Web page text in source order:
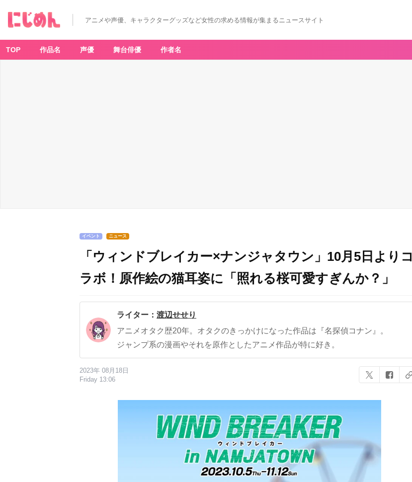
アニメや声優、キャラクターグッズなど女性の求める情報が集まるニュースサイト
TOP 作品名 声優 舞台俳優 作者名
イベント ニュース
「ウィンドブレイカー×ナンジャタウン」10月5日よりコ
ラボ！原作絵の猫耳姿に「照れる桜可愛すぎんか？」
ライター： 渡辺せせり
アニメオタク歴20年。オタクのきっかけになった作品は『名探偵コナン』。
ジャンプ系の漫画やそれを原作としたアニメ作品が特に好き。
2023年 08月18日
Friday 13:06